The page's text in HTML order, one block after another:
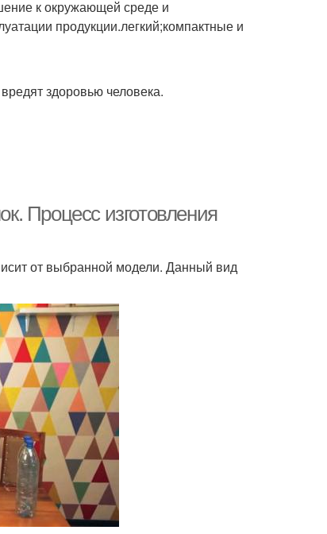
к окружающей среде и
продукции.легкий;компактные и
здоровью человека.
Процесс изготовления
от выбранной модели. Данный вид